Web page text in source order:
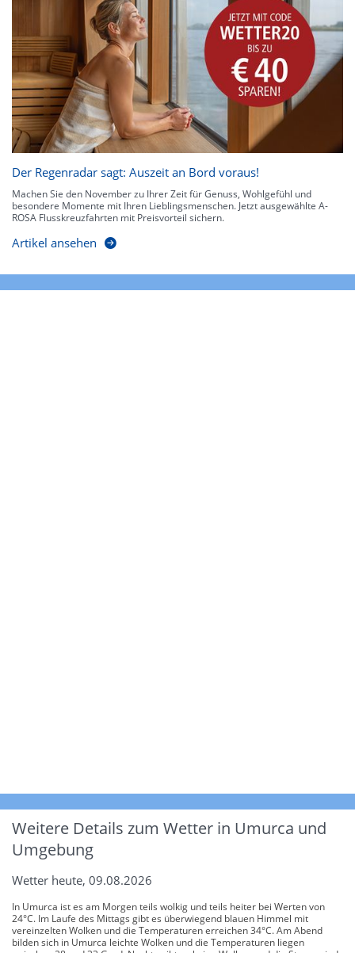
Der Regenradar sagt: Auszeit an Bord voraus!
Machen Sie den November zu Ihrer Zeit für Genuss, Wohlgefühl und
besondere Momente mit Ihren Lieblingsmenschen. Jetzt ausgewählte A-
ROSA Flusskreuzfahrten mit Preisvorteil sichern.
Artikel ansehen
Weitere Details zum Wetter in Umurca und
Umgebung
Wetter heute, 09.08.2026
In Umurca ist es am Morgen teils wolkig und teils heiter bei Werten von
24°C. Im Laufe des Mittags gibt es überwiegend blauen Himmel mit
vereinzelten Wolken und die Temperaturen erreichen 34°C. Am Abend
bilden sich in Umurca leichte Wolken und die Temperaturen liegen